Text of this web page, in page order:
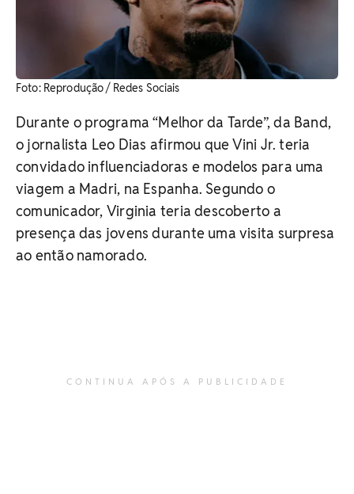
Foto: Reprodução / Redes Sociais
Durante o programa “Melhor da Tarde”, da Band,
o jornalista Leo Dias afirmou que Vini Jr. teria
convidado influenciadoras e modelos para uma
viagem a Madri, na Espanha. Segundo o
comunicador, Virginia teria descoberto a
presença das jovens durante uma visita surpresa
ao então namorado.
CONTINUA APÓS A PUBLICIDADE